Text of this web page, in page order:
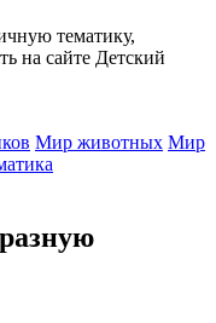
тематику,
на сайте Детский
Мир животных Мир